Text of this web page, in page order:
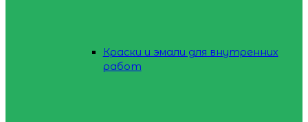
Краски и эмали для внутренних
работ